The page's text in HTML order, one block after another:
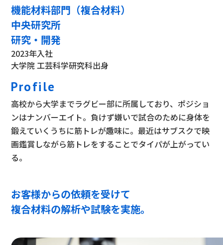
機能材料部門（複合材料）
中央研究所
研究・開発
2023年入社
大学院 工芸科学研究科出身
Profile
高校から大学までラグビー部に所属しており、ポジショ
ンはナンバーエイト。負けず嫌いで試合のために身体を
鍛えていくうちに筋トレが趣味に。最近はサブスクで映
画鑑賞しながら筋トレをすることでタイパが上がってい
る。
お客様からの依頼を受けて
複合材料の解析や試験を実施。